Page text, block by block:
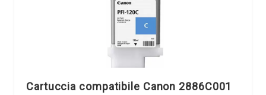
Cartuccia compatibile Canon 2886C001